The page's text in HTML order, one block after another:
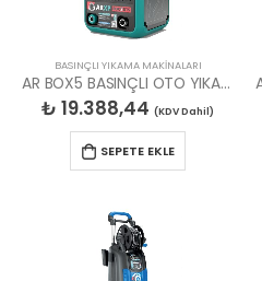
BASINÇLI YIKAMA MAKİNALARI
AR BOX5 BASINÇLI OTO YIKAMA MAKİNESİ
₺ 19.388,44 (KDV Dahil)
SEPETE EKLE